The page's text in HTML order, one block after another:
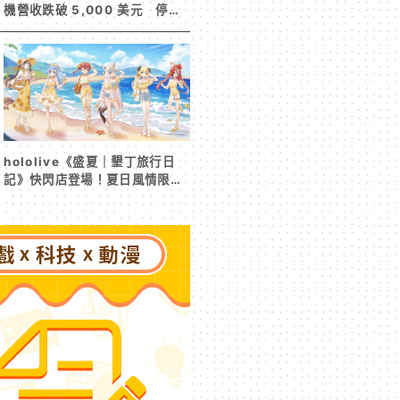
機營收跌破 5,000 美元 停服
整改後玩家大量流失
hololive《盛夏｜墾丁旅行日
記》快閃店登場！夏日風情限定
周邊首度公開